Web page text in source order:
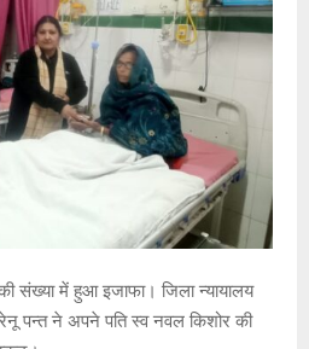
संख्या में हुआ इजाफा। जिला न्यायालय
पन्त ने अपने पति स्व नवल किशोर की